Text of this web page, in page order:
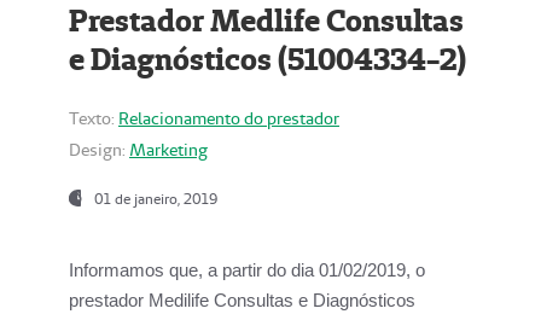
Prestador Medlife Consultas
e Diagnósticos (51004334-2)
Texto: Relacionamento do prestador
Design: Marketing
01 de janeiro, 2019
Informamos que, a partir do dia 01/02/2019, o
prestador Medilife Consultas e Diagnósticos